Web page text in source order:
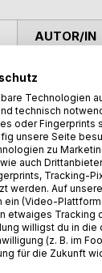
einem von
kann sich auf
- eines
"Ganz
AUTOR/IN
Technologien
technisch
oder
unsere Seite
zu
auch
Tracking-
werden. Auf
(Video-
etwaiges Tracking
willigst du in
(z. B. im
für die Zukunft